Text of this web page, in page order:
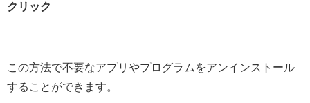
クリック
この方法で不要なアプリやプログラムをアンインストール
することができます。